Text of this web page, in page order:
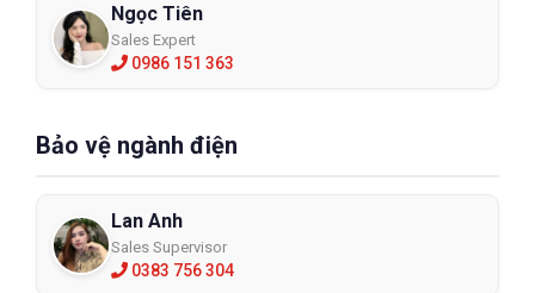
Ngọc Tiên
Sales Expert
0986 151 363
Bảo vệ ngành điện
Lan Anh
Sales Supervisor
0383 756 304